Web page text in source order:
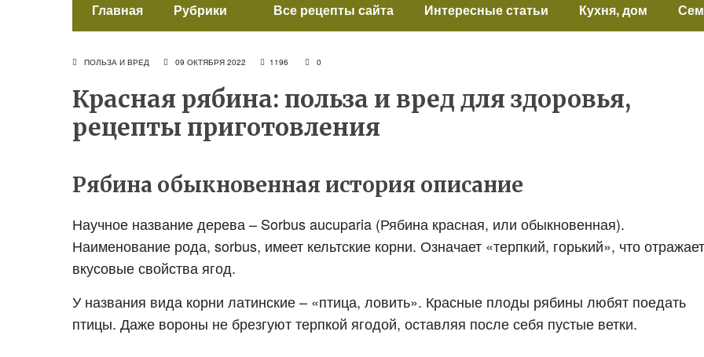
Главная Рубрики Все рецепты сайта Интересные статьи Кухня, дом
ПОЛЬЗА И ВРЕД 09 ОКТЯБРЯ 2022 1196 0
Красная рябина: польза и вред для здоровья,
рецепты приготовления
Рябина обыкновенная история описание
Научное название дерева – Sorbus aucuparia (Рябина красная, или обыкновенная).
Наименование рода, sorbus, имеет кельтские корни. Означает «терпкий, горький», что отражает
вкусовые свойства ягод.
У названия вида корни латинские – «птица, ловить». Красные плоды рябины любят поедать
птицы. Даже вороны не брезгуют терпкой ягодой, оставляя после себя пустые ветки.